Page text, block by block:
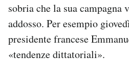
sobria che la sua campagna
addosso. Per esempio
presidente francese
«tendenze dittatoriali».